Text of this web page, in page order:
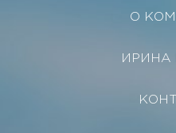
О
ИРИНА